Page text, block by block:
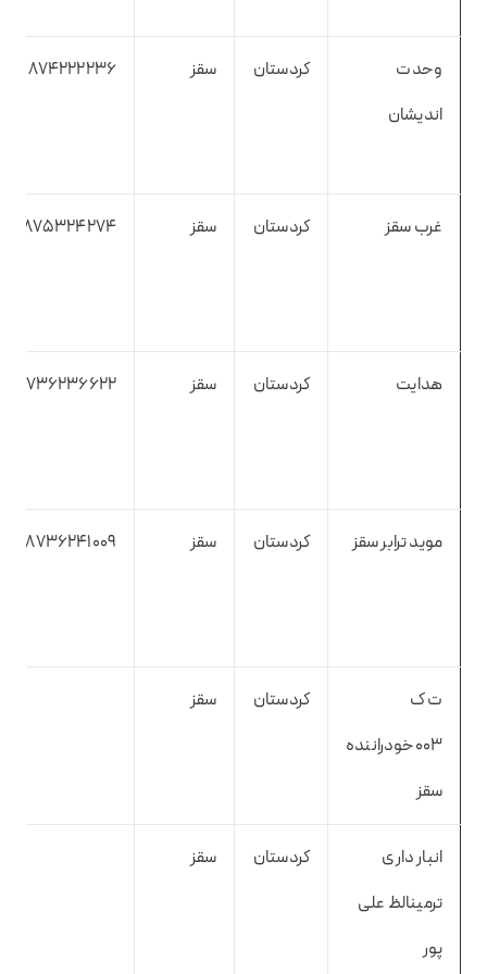
وحدت
اندیشان
کردستان سقز 874222236
غرب سقز کردستان سقز 875324274
هدایت کردستان سقز 8736236622
موید ترابر سقز کردستان سقز 8736241009
ت ک
۰۰۳خودراننده
سقز
کردستان سقز
انبار داری
ترمینالظ علی
پور
کردستان سقز